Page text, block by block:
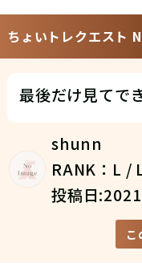
ちょいトレクエスト
最後だけ見てで
shunn
RANK：L /
投稿日
こ